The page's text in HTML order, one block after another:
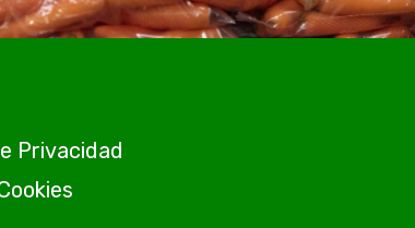
Privacidad